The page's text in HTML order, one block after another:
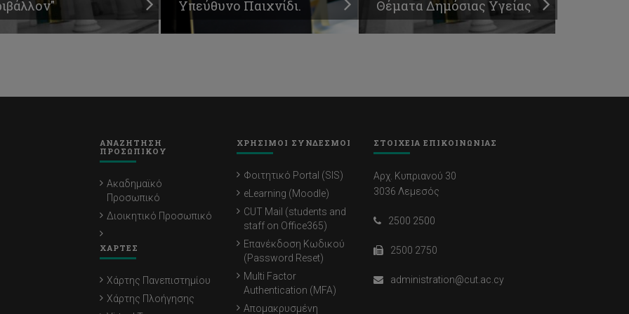
Υπεύθυνο Παιχνίδι. Θέματα Δημόσιας Υγείας
ΑΝΑΖΗΤΗΣΗ
ΠΡΟΣΩΠΙΚΟΥ
Ακαδημαϊκό
Προσωπικό
Διοικητικό Προσωπικό
ΧΑΡΤΕΣ
Χάρτης Πανεπιστημίου
Χάρτης Πλοήγησης
ΧΡΗΣΙΜΟΙ ΣΥΝΔΕΣΜΟΙ
Φοιτητικό Portal (SIS)
eLearning (Moodle)
CUT Mail (students and
staff on Office365)
Επανέκδοση Κωδικού
(Password Reset)
Multi Factor
Authentication (MFA)
Απομακρυσμένη
ΣΤΟΙΧΕΙΑ ΕΠΙΚΟΙΝΩΝΙΑΣ
Αρχ. Κυπριανού 30
3036 Λεμεσός
2500 2500
2500 2750
administration@cut.ac.cy